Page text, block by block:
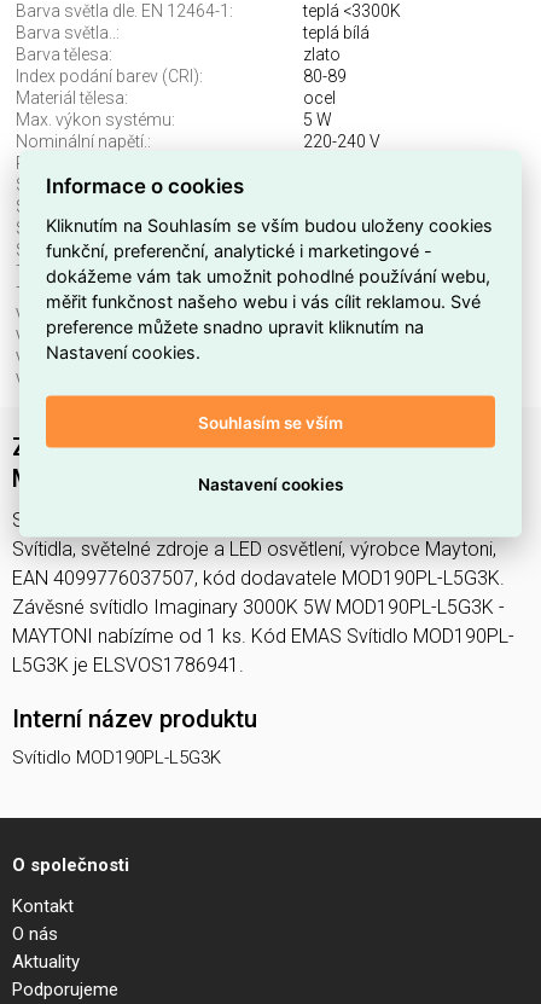
Barva světla dle. EN 12464-1:
teplá <3300K
Barva světla..:
teplá bílá
Barva tělesa:
zlato
Index podání barev (CRI):
80-89
Materiál tělesa:
ocel
Max. výkon systému:
5 W
Nominální napětí.:
220-240 V
Průměr:
Stmívatelné:
Stupeň krytí (IP):
Světelný tok:
100 lm
Světelný zdroj:
LED neměnitelný
Teplota barvy.:
3000 K
Třída ochrany:
Včetně svět. zdroje:
ano
Vhodné pro počet svět. zdrojů:
1
Vhodné pro výkon světel. zdroje:
Výška/hloubka:
Závěsné svítidlo Imaginary 3000K 5W
MOD190PL-L5G3K - MAYTONI
Svítidlo MOD190PL-L5G3K najdete v kategoriích Svítidla,
Svítidla, světelné zdroje a LED osvětlení, výrobce Maytoni,
EAN 4099776037507, kód dodavatele MOD190PL-L5G3K.
Závěsné svítidlo Imaginary 3000K 5W MOD190PL-L5G3K -
MAYTONI nabízíme od 1 ks. Kód EMAS Svítidlo MOD190PL-
L5G3K je ELSVOS1786941.
Interní název produktu
Svítidlo MOD190PL-L5G3K
O společnosti
Kontakt
O nás
Aktuality
Podporujeme
Informace o cookies
Kliknutím na Souhlasím se vším budou uloženy cookies
funkční, preferenční, analytické i marketingové -
dokážeme vám tak umožnit pohodlné používání webu,
měřit funkčnost našeho webu i vás cílit reklamou. Své
preference můžete snadno upravit kliknutím na
Nastavení cookies.
Souhlasím se vším
Nastavení cookies